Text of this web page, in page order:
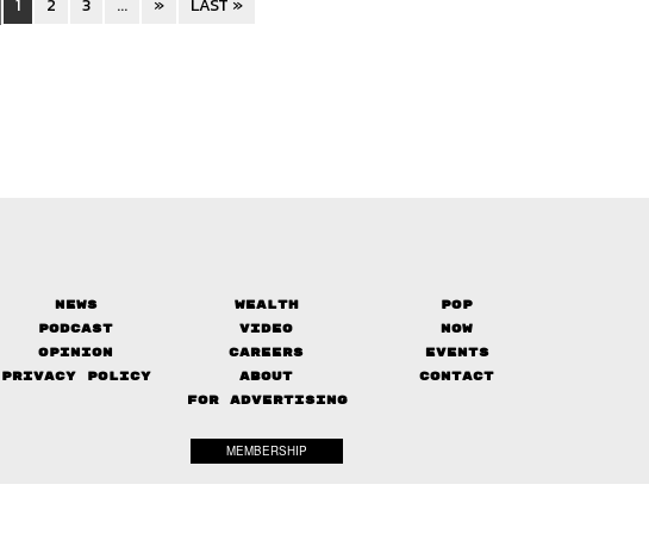
1 2 3 ... » LAST »
News Wealth
Pop
Podcast
Video
Now
Opinion
Careers
Events
Privacy Policy
About
Contact
FOR ADVERTISING
MEMBERSHIP